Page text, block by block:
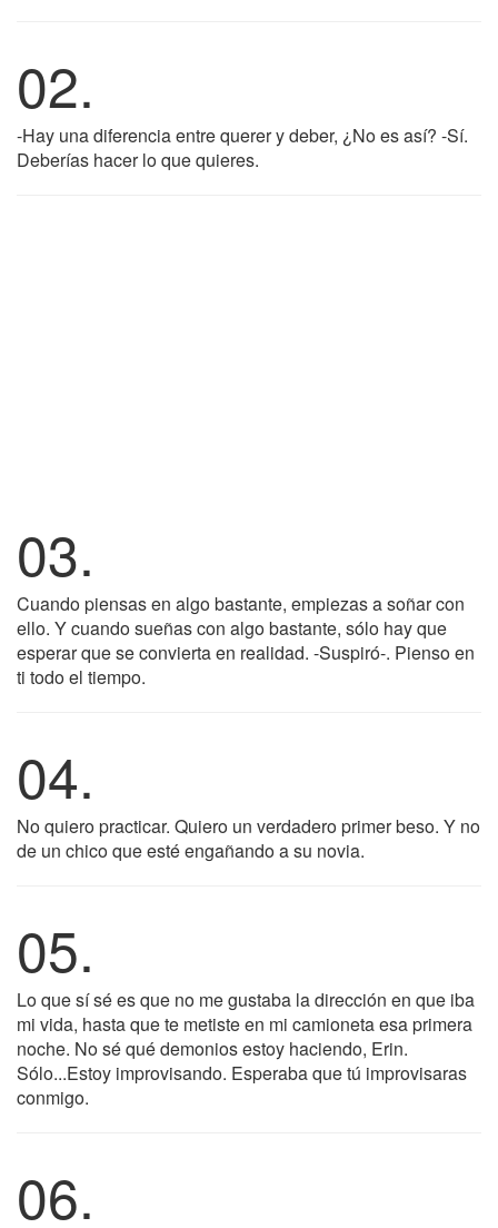
02.
-Hay una diferencia entre querer y deber, ¿No es así? -Sí.
Deberías hacer lo que quieres.
03.
Cuando piensas en algo bastante, empiezas a soñar con
ello. Y cuando sueñas con algo bastante, sólo hay que
esperar que se convierta en realidad. -Suspiró-. Pienso en
ti todo el tiempo.
04.
No quiero practicar. Quiero un verdadero primer beso. Y no
de un chico que esté engañando a su novia.
05.
Lo que sí sé es que no me gustaba la dirección en que iba
mi vida, hasta que te metiste en mi camioneta esa primera
noche. No sé qué demonios estoy haciendo, Erin.
Sólo...Estoy improvisando. Esperaba que tú improvisaras
conmigo.
06.